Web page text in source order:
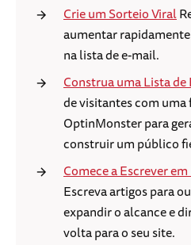
Crie um Sorteio Viral
aumentar
na lista de e-mail.
Construa uma Lista de
de visitantes com
OptinMonster para
construir um público
Comece a Escrever
Escreva artigos para
expandir o alcance e
volta para o seu site.